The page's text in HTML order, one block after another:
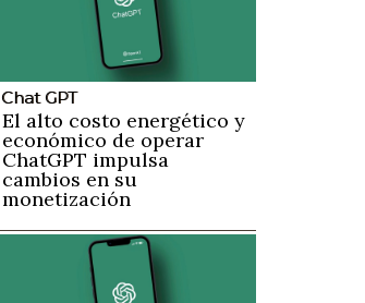
Chat GPT
El alto costo energético y
económico de operar
ChatGPT impulsa
cambios en su
monetización